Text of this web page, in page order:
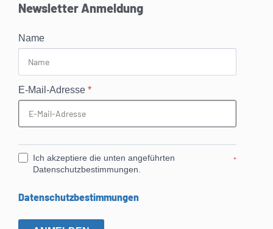
Newsletter Anmeldung
Name
E-Mail-Adresse *
Ich akzeptiere die unten angeführten
Datenschutzbestimmungen.
*
Datenschutzbestimmungen